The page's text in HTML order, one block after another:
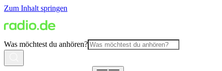
Zum Inhalt springen
Was möchtest du anhören?